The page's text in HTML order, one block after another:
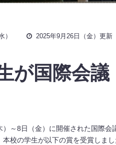
） 2025年9月26日（金）更新
が国際会
）～8日（金）に開催された国際
校の学生が以下の賞を受賞しまし